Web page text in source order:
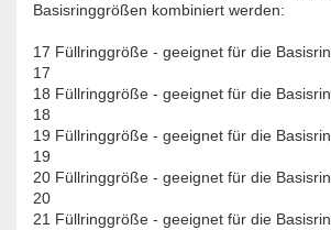
Basisringgrößen kombiniert werden:
17 Füllringgröße - geeignet für die
17
18 Füllringgröße - geeignet für die
18
19 Füllringgröße - geeignet für die
19
20 Füllringgröße - geeignet für die
20
21 Füllringgröße - geeignet für die